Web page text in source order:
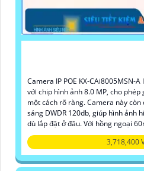
Camera IP POE KX-CAi8005MSN-
với chip hình ảnh 8.0 MP, cho
một cách rõ ràng. Camera này
sáng DWDR 120db, giúp hình ảnh
dù lắp đặt ở đâu. Với hồng ngoại
3,718,400